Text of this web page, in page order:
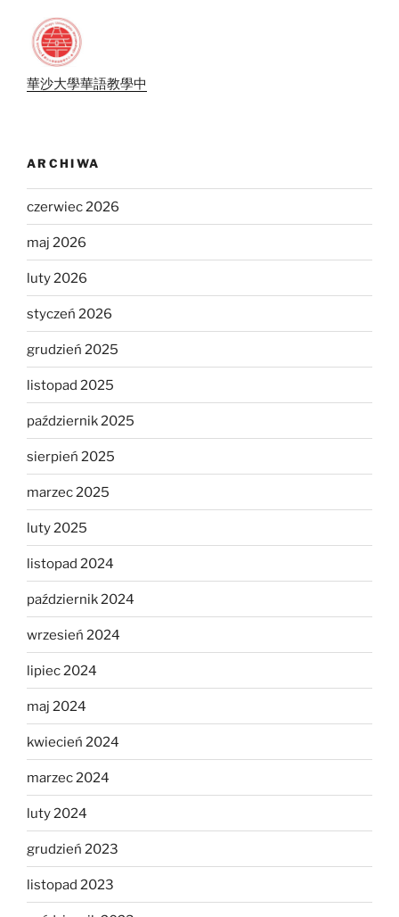
華沙大學華語教學中
ARCHIWA
czerwiec 2026
maj 2026
luty 2026
styczeń 2026
grudzień 2025
listopad 2025
październik 2025
sierpień 2025
marzec 2025
luty 2025
listopad 2024
październik 2024
wrzesień 2024
lipiec 2024
maj 2024
kwiecień 2024
marzec 2024
luty 2024
grudzień 2023
listopad 2023